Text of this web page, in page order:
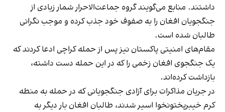
داشتند. منابع می‌گویند گروه جماعت‌الاحرار شمار زیادی از
جنگجویان افغان را به صفوف خود جذب کرده و موجب نگرانی
طالبان شده است.
مقام‌های امنیتی پاکستان نیز پس از حمله کراچی ادعا کردند که
یک جنگجوی افغان زخمی را که در این حمله دست داشته،
بازداشت کرده‌اند.
در جریان مذاکرات برای آزادی جنگجویانی که در حمله به منطه
کرم خیبرپختونخوا اسیر شدند، طالبان افغان بار دیگر به